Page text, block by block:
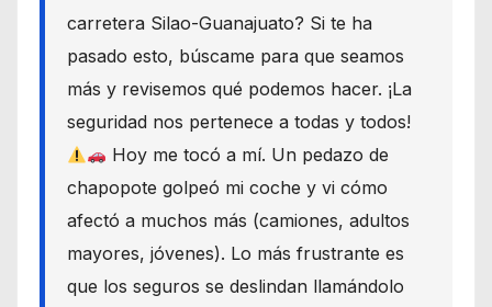
carretera Silao-Guanajuato? Si te ha
pasado esto, búscame para que seamos
más y revisemos qué podemos hacer. ¡La
seguridad nos pertenece a todas y todos!
Hoy me tocó a mí. Un pedazo de
chapopote golpeó mi coche y vi cómo
afectó a muchos más (camiones, adultos
mayores, jóvenes). Lo más frustrante es
que los seguros se deslindan llamándolo